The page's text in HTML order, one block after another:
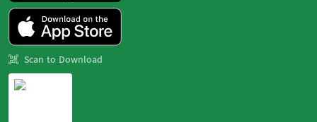
Scan to Download